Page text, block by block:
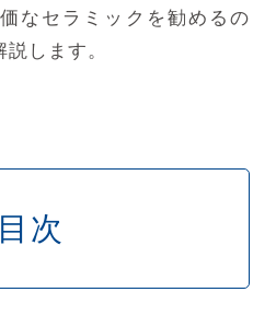
なセラミックを勧めるの
します。
目次